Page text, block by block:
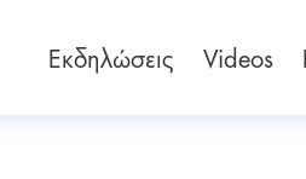
Εκδηλώσεις Videos